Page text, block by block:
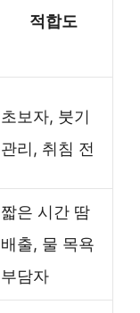
적합도
초보자, 붓기
관리, 취침 전
짧은 시간 땀
배출, 물 목욕
부담자